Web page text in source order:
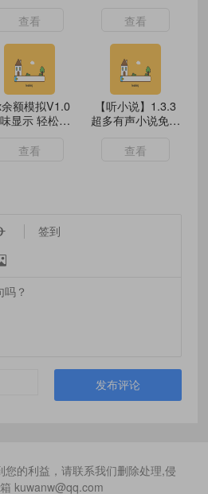
查看
锁！
查看
额模拟V1.0
显示 轻松恶
查看
【听小说】1.3.3
超多有声小说免费
查看
签到
发布评论
的利益，请联系我们删除处理,侵
kuwanw@qq.com